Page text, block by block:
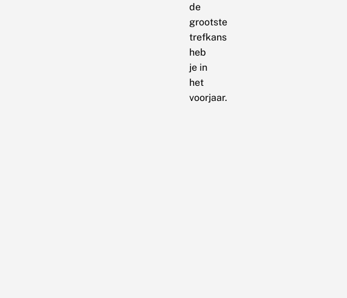
de
grootste
trefkans
heb
je in
het
voorjaar.